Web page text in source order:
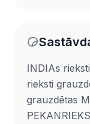
INDIAs
rieksti
grauzdētas